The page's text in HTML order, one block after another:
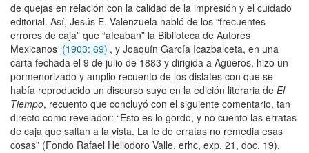
de quejas en relación con la calidad de la impresión y el cuidado
editorial. Así, Jesús E. Valenzuela habló de los “frecuentes
errores de caja” que “afeaban” la Biblioteca de Autores
Mexicanos (1903: 69) , y Joaquín García Icazbalceta, en una
carta fechada el 9 de julio de 1883 y dirigida a Agüeros, hizo un
pormenorizado y amplio recuento de los dislates con que se
había reproducido un discurso suyo en la edición literaria de El
Tiempo, recuento que concluyó con el siguiente comentario, tan
directo como revelador: “Esto es lo gordo, y no cuento las erratas
de caja que saltan a la vista. La fe de erratas no remedia esas
cosas” (Fondo Rafael Heliodoro Valle, erhc, exp. 21, doc. 19).